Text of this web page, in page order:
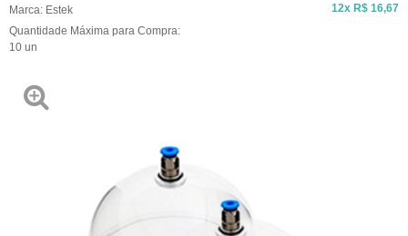
Marca: Estek
Quantidade Máxima para Compra:
10 un
12x R$ 16,67